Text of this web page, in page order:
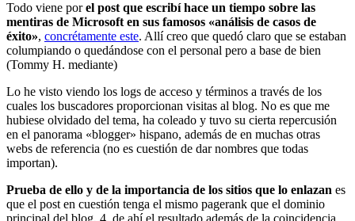
Todo viene porel post que escribí hace un tiempo sobre las
mentiras de Microsoft en sus famosos «análisis de casos de
éxito», concrétamente este. Allí creo que quedó claro que se estaban
columpiando o quedándose con el personal pero a base de bien
(Tommy H. mediante)
Lo he visto viendo los logs de acceso y términos a través de los
cuales los buscadores proporcionan visitas al blog. No es que me
hubiese olvidado del tema, ha coleado y tuvo su cierta repercusión
en el panorama «blogger» hispano, además de en muchas otras
webs de referencia (no es cuestión de dar nombres que todas
importan).
Prueba de ello y de la importancia de los sitios que lo enlazan es
que el post en cuestión tenga el mismo pagerank que el dominio